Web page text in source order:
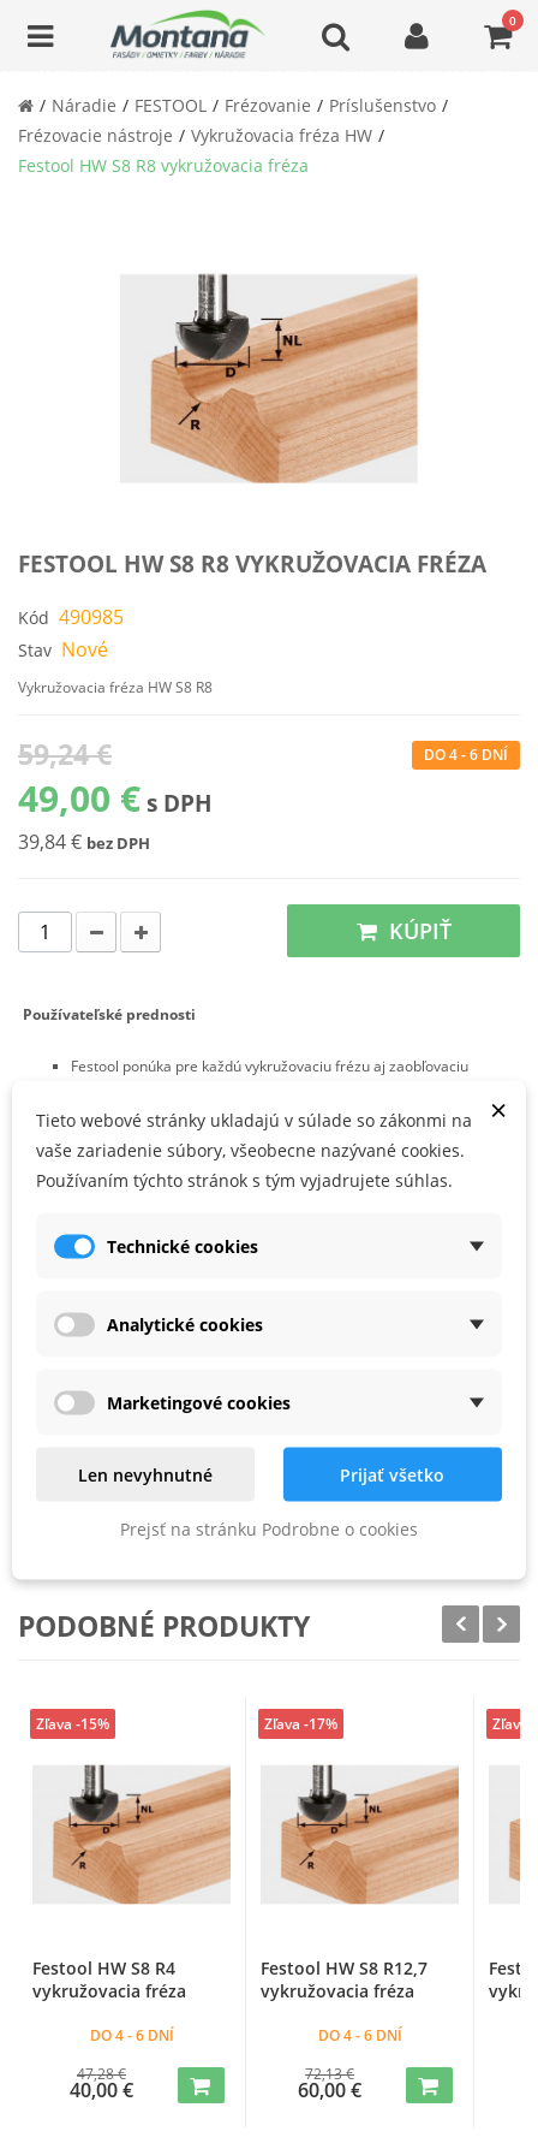
0
Náradie FESTOOL Frézovanie
Príslušenstvo
Frézovacie nástroje
Vykružovacia fréza HW
Festool HW S8 R8 vykružovacia fréza
FESTOOL HW S8 R8 VYKRUŽOVACIA FRÉZA
Kód 490985
Stav Nové
Vykružovacia fréza HW S8 R8
59,24 €
49,00 € s DPH
39,84 € bez DPH
DO 4 - 6 DNÍ
KÚPIŤ
Používateľské prednosti
Festool ponúka pre každú vykružovaciu frézu aj zaobľovaciu
Vykružovacie a zaobľovacie frézy možno navzájom ideálne
kombinovať, napr. ako profil a protiprofil
PARAMETRE PRODUKTU
D (mm) 16
11
41
8
PODOBNÉ PRODUKTY
Festool HW S8 R4
vykružovacia fréza
DO 4 - 6 DNÍ
47,28 €
40,00 €
Zľava -15%
Festool HW S8 R12,7
vykružovacia fréza
DO 4 - 6 DNÍ
72,13 €
60,00 €
Zľava -17% Zľava
×
Tieto webové stránky ukladajú v súlade so zákonmi na
vaše zariadenie súbory, všeobecne nazývané cookies.
Používaním týchto stránok s tým vyjadrujete súhlas.
Technické cookies
Analytické cookies
Marketingové cookies
Len nevyhnutné Prijať všetko
Prejsť na stránku Podrobne o cookies